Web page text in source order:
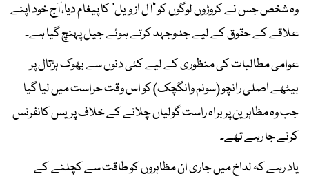
وہ شخص جس نے کروڑوں لوگوں کو "آل از ویل" کا پیغام دیا، آج خود اپنے
علاقے کے حقوق کے لیے جدوجہد کرتے ہوئے جیل پہنچ گیا ہے۔
عوامی مطالبات کی منظوری کے لیے کئی دنوں سے بھوک ہڑتال پر
بیٹھے اصلی رانچو (سونم وانگچک) کو اس وقت حراست میں لیا گیا
جب وہ مظاہرین پر براہ راست گولیاں چلانے کے خلاف پریس کانفرنس
کرنے جا رہے تھے۔
یاد رہے کہ لداخ میں جاری ان مظاہروں کو طاقت سے کچلنے کے